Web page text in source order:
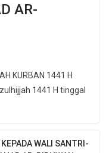
AR-
1441 H tinggal
WALI SANTRI-